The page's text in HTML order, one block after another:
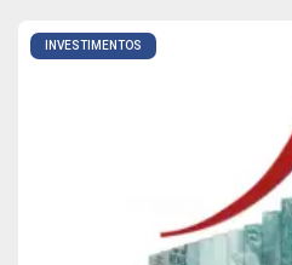
INVESTIMENTOS